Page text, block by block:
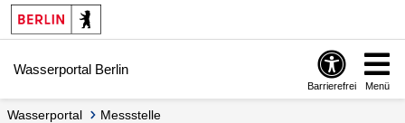
Springe zur Navigation
Springe zum Inhalt
Wasserportal Berlin
Barrierefrei Menü
Wasserportal
Messstelle